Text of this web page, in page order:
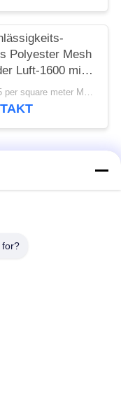
Polyester Mesh
Luft-1600 mit
US $45 per square meter MOQ:100m2
Alle
for?